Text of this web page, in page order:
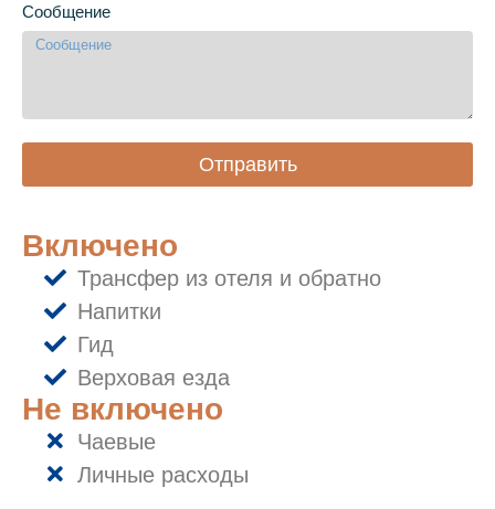
Сообщение
Отправить
Включено
Трансфер из отеля и обратно
Напитки
Гид
Верховая езда
Не включено
Чаевые
Личные расходы